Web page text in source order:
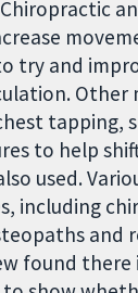
try and
Other
tapping,
to help
used.
including
and
found there